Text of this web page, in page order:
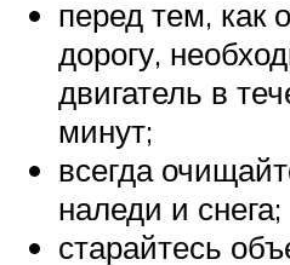
перед тем, как
дорогу,
двигатель в
минут;
всегда
наледи и снега;
старайтесь